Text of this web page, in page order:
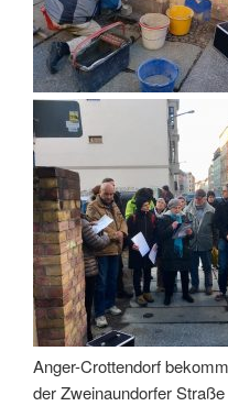
Anger-Crottendorf
der Zweinaundorfer